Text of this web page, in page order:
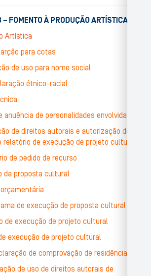
FOMENTO À PRODUÇÃO ARTÍSTICA
Artística
para cotas
de uso para nome social
étnico-racial
anuência de personalidades envolvidas
de direitos autorais e autorização de
relatório de execução de projeto cultural
de pedido de recurso
da proposta cultural
orçamentária
de execução de proposta cultural
de execução de projeto cultural
execução de projeto cultural
de comprovação de residência
de uso de direitos autorais de